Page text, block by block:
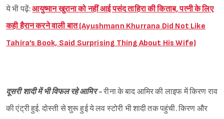
ये भी पढ़ें:आयुष्मान खुराना को नहीं आई पसंद ताहिरा की किताब, पत्नी के लिए
कही हैरान करने वाली बात (Ayushmann Khurrana Did Not Like
Tahira’s Book, Said Surprising Thing About His Wife)
दूसरी शादी में भी विफल रहे आमिर -रीना के बाद आमिर की लाइफ में किरण राव
की एंट्री हुई. दोस्ती से शुरू हुई ये लव स्टोरी भी शादी तक पहुंची. किरण और